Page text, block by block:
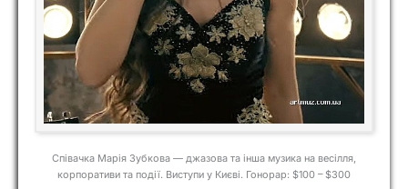
Співачка Марія Зубкова — джазова та інша музика на весілля,
корпоративи та події. Виступи у Києві. Гонорар: $100 – $300